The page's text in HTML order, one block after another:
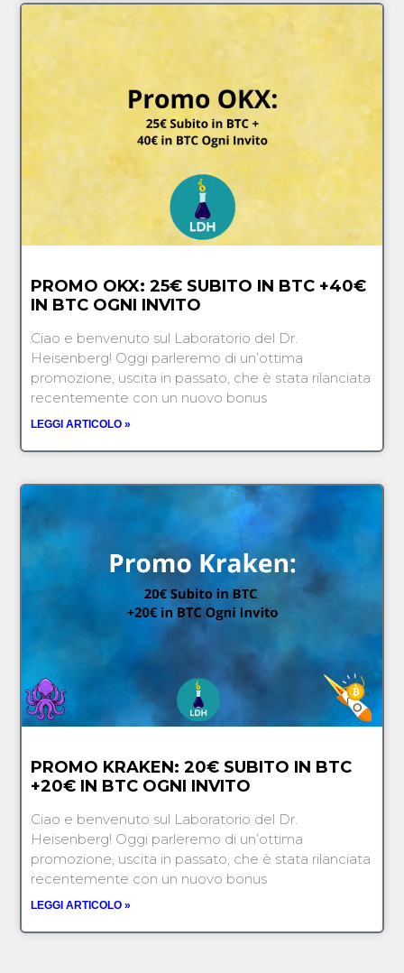
PROMO OKX: 25€ SUBITO IN BTC +40€
IN BTC OGNI INVITO
Ciao e benvenuto sul Laboratorio del Dr.
Heisenberg! Oggi parleremo di un’ottima
promozione, uscita in passato, che è stata rilanciata
recentemente con un nuovo bonus
LEGGI ARTICOLO »
PROMO KRAKEN: 20€ SUBITO IN BTC
+20€ IN BTC OGNI INVITO
Ciao e benvenuto sul Laboratorio del Dr.
Heisenberg! Oggi parleremo di un’ottima
promozione, uscita in passato, che è stata rilanciata
recentemente con un nuovo bonus
LEGGI ARTICOLO »